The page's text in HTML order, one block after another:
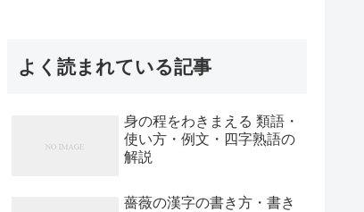
よく読まれている記事
身の程をわきまえる 類語・
使い方・例文・四字熟語の
解説
薔薇の漢字の書き方・書き